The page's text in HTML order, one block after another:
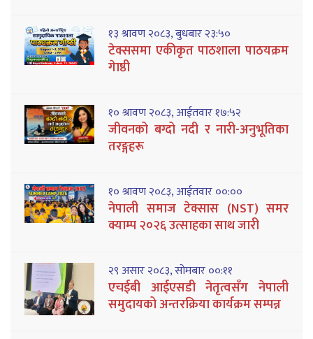
१३ श्रावण २०८३, बुधबार २३:५०
टेक्ससमा एकीकृत पाठशाला पाठयक्रम
गेाष्ठी
१० श्रावण २०८३, आईतवार १७:५२
जीवनको बग्दो नदी र नारी-अनुभूतिका
तरङ्गहरू
१० श्रावण २०८३, आईतवार ००:००
नेपाली समाज टेक्सास (NST) समर
क्याम्प २०२६ उत्साहका साथ जारी
२९ असार २०८३, सोमबार ००:११
एचईबी आईएसडी नेतृत्वसँग नेपाली
समुदायको अन्तरक्रिया कार्यक्रम सम्पन्न